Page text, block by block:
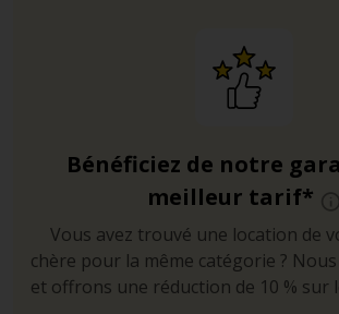
Bénéficiez de notre
meilleur tarif*
Vous avez trouvé une location de
chère pour la même catégorie ?
et offrons une réduction de 10 % sur